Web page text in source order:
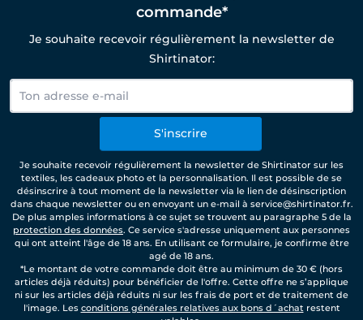
commande*
Je souhaite recevoir régulièrement la newsletter de
Shirtinator:
S'inscrire
Je souhaite recevoir régulièrement la newsletter de Shirtinator sur les
textiles, les cadeaux photo et la personnalisation. Il est possible de se
désinscrire à tout moment de la newsletter via le lien de désinscription
dans chaque newsletter ou en envoyant un e-mail à service@shirtinator.fr.
De plus amples informations à ce sujet se trouvent au paragraphe 5 de la
protection des données. Ce service s'adresse uniquement aux personnes
qui ont atteint l'âge de 18 ans. En utilisant ce formulaire, je confirme être
agé de 18 ans.
*Le montant de votre commande doit être au minimum de 30 € (hors
articles déjà réduits) pour bénéficier de l'offre. Cette offre ne s’applique
ni sur les articles déjà réduits ni sur les frais de port et de traitement de
l'image. Les conditions générales relatives aux bons d´achatrestent